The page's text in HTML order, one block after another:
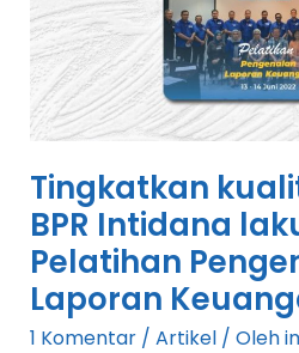
Tingkatkan
BPR Intidana
Pelatihan
Laporan
1 Komentar / Artikel/ Oleh
Intidana
lakukan
Pelatihan
Pengenalan
Laporan
Keuangan